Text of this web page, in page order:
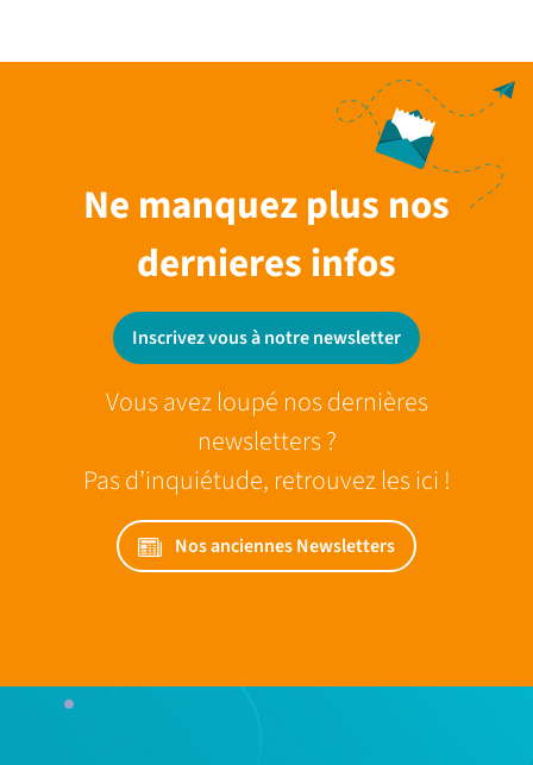
Ne manquez plus nos
dernieres infos
Inscrivez vous à notre newsletter
Vous avez loupé nos dernières
newsletters ?
Pas d’inquiétude, retrouvez les ici !
Nos anciennes Newsletters